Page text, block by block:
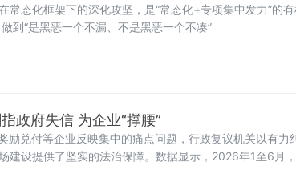
常态化框架下的深化攻坚，是“常态化+专项集中发力”的
到“是黑恶一个不漏、不是黑恶一个不凑”
政府失信 为企业“撑腰”
兑付等企业反映集中的痛点问题，行政复议机关以有力
建设提供了坚实的法治保障。数据显示，2026年1至6月